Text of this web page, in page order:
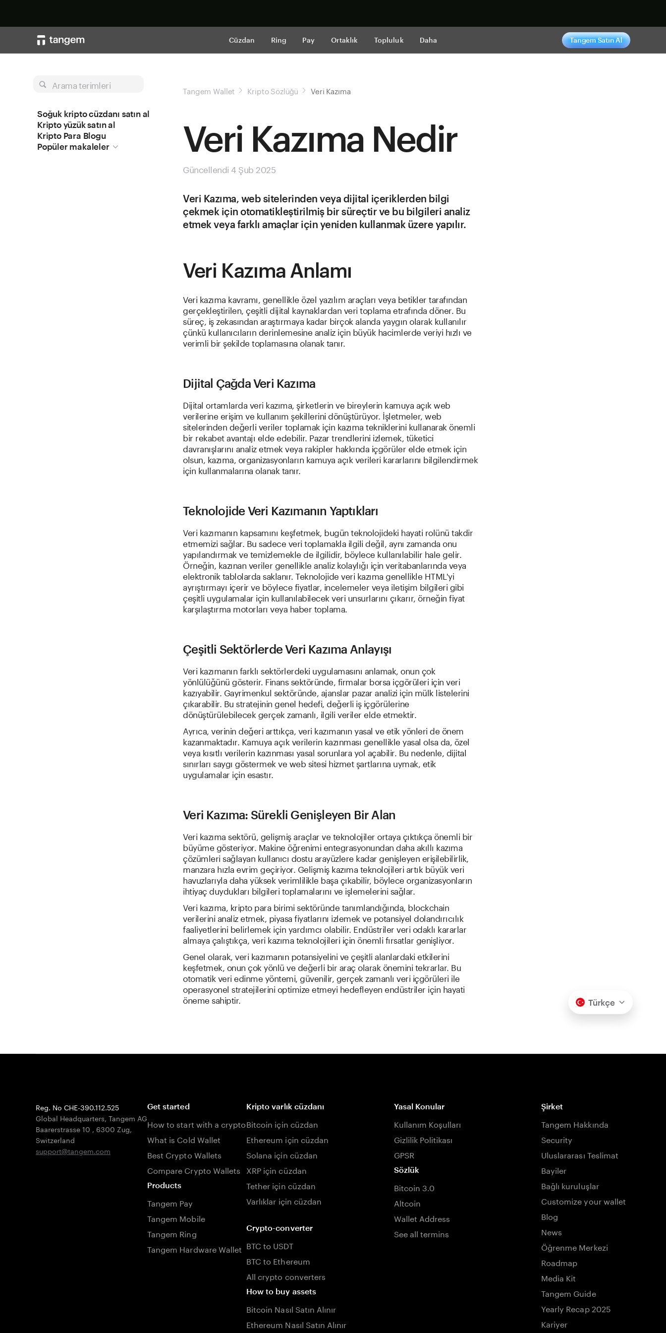
Cüzdan Ring Pay Ortaklık Topluluk Daha Tangem Satın Al
Arama terimleri
Soğuk kripto cüzdanı satın al
Kripto yüzük satın al
Kripto Para Blogu
Popüler makaleler
Tangem Wallet Kripto Sözlüğü Veri Kazıma
Veri Kazıma Nedir
Güncellendi 4 Şub 2025
Veri Kazıma, web sitelerinden veya dijital içeriklerden bilgi
çekmek için otomatikleştirilmiş bir süreçtir ve bu bilgileri analiz
etmek veya farklı amaçlar için yeniden kullanmak üzere yapılır.
Veri Kazıma Anlamı
Veri kazıma kavramı, genellikle özel yazılım araçları veya betikler tarafından
gerçekleştirilen, çeşitli dijital kaynaklardan veri toplama etrafında döner. Bu
süreç, iş zekasından araştırmaya kadar birçok alanda yaygın olarak kullanılır
çünkü kullanıcıların derinlemesine analiz için büyük hacimlerde veriyi hızlı ve
verimli bir şekilde toplamasına olanak tanır.
Dijital Çağda Veri Kazıma
Dijital ortamlarda veri kazıma, şirketlerin ve bireylerin kamuya açık web
verilerine erişim ve kullanım şekillerini dönüştürüyor. İşletmeler, web
sitelerinden değerli veriler toplamak için kazıma tekniklerini kullanarak önemli
bir rekabet avantajı elde edebilir. Pazar trendlerini izlemek, tüketici
davranışlarını analiz etmek veya rakipler hakkında içgörüler elde etmek için
olsun, kazıma, organizasyonların kamuya açık verileri kararlarını bilgilendirmek
için kullanmalarına olanak tanır.
Teknolojide Veri Kazımanın Yaptıkları
Veri kazımanın kapsamını keşfetmek, bugün teknolojideki hayati rolünü takdir
etmemizi sağlar. Bu sadece veri toplamakla ilgili değil, aynı zamanda onu
yapılandırmak ve temizlemekle de ilgilidir, böylece kullanılabilir hale gelir.
Örneğin, kazınan veriler genellikle analiz kolaylığı için veritabanlarında veya
elektronik tablolarda saklanır. Teknolojide veri kazıma genellikle HTML'yi
ayrıştırmayı içerir ve böylece fiyatlar, incelemeler veya iletişim bilgileri gibi
çeşitli uygulamalar için kullanılabilecek veri unsurlarını çıkarır, örneğin fiyat
karşılaştırma motorları veya haber toplama.
Çeşitli Sektörlerde Veri Kazıma Anlayışı
Veri kazımanın farklı sektörlerdeki uygulamasını anlamak, onun çok
yönlülüğünü gösterir. Finans sektöründe, firmalar borsa içgörüleri için veri
kazıyabilir. Gayrimenkul sektöründe, ajanslar pazar analizi için mülk listelerini
çıkarabilir. Bu stratejinin genel hedefi, değerli iş içgörülerine
dönüştürülebilecek gerçek zamanlı, ilgili veriler elde etmektir.
Ayrıca, verinin değeri arttıkça, veri kazımanın yasal ve etik yönleri de önem
kazanmaktadır. Kamuya açık verilerin kazınması genellikle yasal olsa da, özel
veya kısıtlı verilerin kazınması yasal sorunlara yol açabilir. Bu nedenle, dijital
sınırları saygı göstermek ve web sitesi hizmet şartlarına uymak, etik
uygulamalar için esastır.
Veri Kazıma: Sürekli Genişleyen Bir Alan
Veri kazıma sektörü, gelişmiş araçlar ve teknolojiler ortaya çıktıkça önemli bir
büyüme gösteriyor. Makine öğrenimi entegrasyonundan daha akıllı kazıma
çözümleri sağlayan kullanıcı dostu arayüzlere kadar genişleyen erişilebilirlik,
manzara hızla evrim geçiriyor. Gelişmiş kazıma teknolojileri artık büyük veri
havuzlarıyla daha yüksek verimlilikle başa çıkabilir, böylece organizasyonların
ihtiyaç duydukları bilgileri toplamalarını ve işlemelerini sağlar.
Veri kazıma, kripto para birimi sektöründe tanımlandığında, blockchain
verilerini analiz etmek, piyasa fiyatlarını izlemek ve potansiyel dolandırıcılık
faaliyetlerini belirlemek için yardımcı olabilir. Endüstriler veri odaklı kararlar
almaya çalıştıkça, veri kazıma teknolojileri için önemli fırsatlar genişliyor.
Genel olarak, veri kazımanın potansiyelini ve çeşitli alanlardaki etkilerini
keşfetmek, onun çok yönlü ve değerli bir araç olarak önemini tekrarlar. Bu
otomatik veri edinme yöntemi, güvenilir, gerçek zamanlı veri içgörüleri ile
operasyonel stratejilerini optimize etmeyi hedefleyen endüstriler için hayati
öneme sahiptir.
Türkçe
Reg. No CHE-390.112.525
Global Headquarters, Tangem AG
Baarerstrasse 10 , 6300 Zug,
Switzerland
support@tangem.com
Get started
How to start with a crypto
What is Cold Wallet
Best Crypto Wallets
Compare Crypto Wallets
Products
Tangem Pay
Tangem Mobile
Tangem Ring
Tangem Hardware Wallet
Kripto varlık cüzdanı
Bitcoin için cüzdan
Ethereum için cüzdan
Solana için cüzdan
XRP için cüzdan
Tether için cüzdan
Varlıklar için cüzdan
Crypto-converter
BTC to USDT
BTC to Ethereum
All crypto converters
How to buy assets
Bitcoin Nasıl Satın Alınır
Ethereum Nasıl Satın Alınır
Yasal Konular
Kullanım Koşulları
Gizlilik Politikası
GPSR
Sözlük
Bitcoin 3.0
Altcoin
Wallet Address
See all termins
Şirket
Tangem Hakkında
Security
Uluslararası Teslimat
Bayiler
Bağlı kuruluşlar
Customize your wallet
Blog
News
Öğrenme Merkezi
Roadmap
Media Kit
Tangem Guide
Yearly Recap 2025
Kariyer